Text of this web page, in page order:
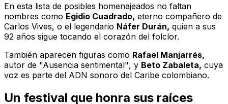
En esta lista de posibles homenajeados no faltan
nombres como Egidio Cuadrado, eterno compañero de
Carlos Vives, o el legendario Náfer Durán, quien a sus
92 años sigue tocando el corazón del folclor.
También aparecen figuras como Rafael Manjarrés,
autor de "Ausencia sentimental", y Beto Zabaleta, cuya
voz es parte del ADN sonoro del Caribe colombiano.
Un festival que honra sus raíces